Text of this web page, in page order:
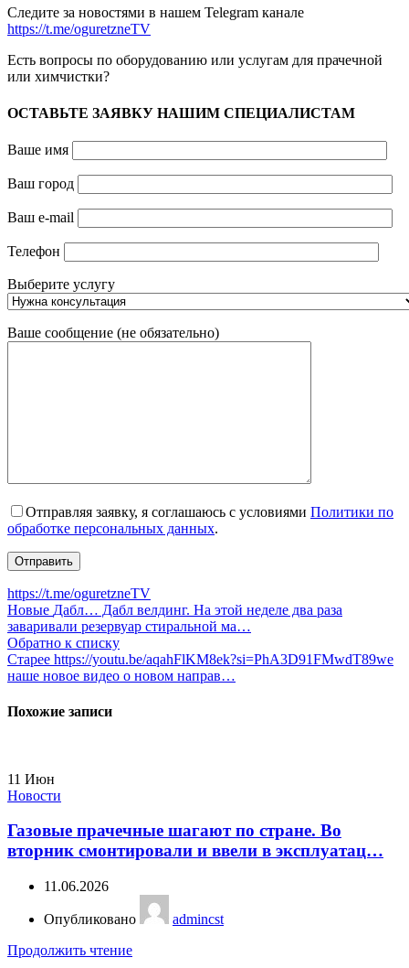
Следите за новостями в нашем Telegram канале
https://t.me/oguretzneTV
Есть вопросы по оборудованию или услугам для прачечной
или химчистки?
ОСТАВЬТЕ ЗАЯВКУ НАШИМ СПЕЦИАЛИСТАМ
Ваше имя
Ваш город
Ваш e-mail
Телефон
Выберите услугу
Ваше сообщение (не обязательно)
Отправляя заявку, я соглашаюсь с условиями Политики по
обработке персональных данных.
https://t.me/oguretzneTV
Новые Дабл… Дабл велдинг. На этой неделе два раза
заваривали резервуар стиральной ма…
Обратно к списку
Старее https://youtu.be/aqahFlKM8ek?si=PhA3D91FMwdT89we
наше новое видео о новом направ…
Похожие записи
11 Июн
Новости
Газовые прачечные шагают по стране. Во
вторник смонтировали и ввели в эксплуатац…
11.06.2026
Опубликовано
admincst
Продолжить чтение